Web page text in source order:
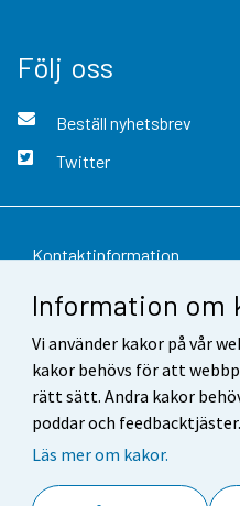
Information om
Vi använder kakor på vår
kakor behövs för att
rätt sätt. Andra kakor
poddar och feedbacktjäster.
Läs mer om kakor.
Följ oss
Beställ nyhetsbrev
Twitter
Kontaktinformation
Respons
Användarvillkor
Dataskydd
Tillgänglighet